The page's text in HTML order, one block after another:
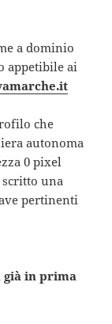
a dominio
appetibile ai
che
autonoma
0 pixel
una
pertinenti
già in prima